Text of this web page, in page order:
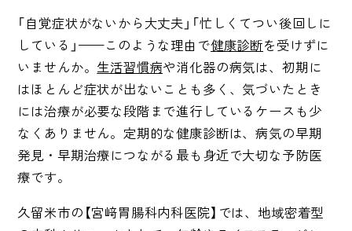
「自覚症状がないから大丈夫」「忙しくてつい後回しに
している」——このような理由で健康診断を受けずに
いませんか。 生活習慣病や消化器の病気は、初期に
はほとんど症状が出ないことも多く、気づいたとき
には治療が必要な段階まで進行しているケースも少
なくありません。定期的な健康診断は、病気の早期
発見・早期治療につながる最も身近で大切な予防医
療です。
久留米市の【宮﨑胃腸科内科医院】では、地域密着型